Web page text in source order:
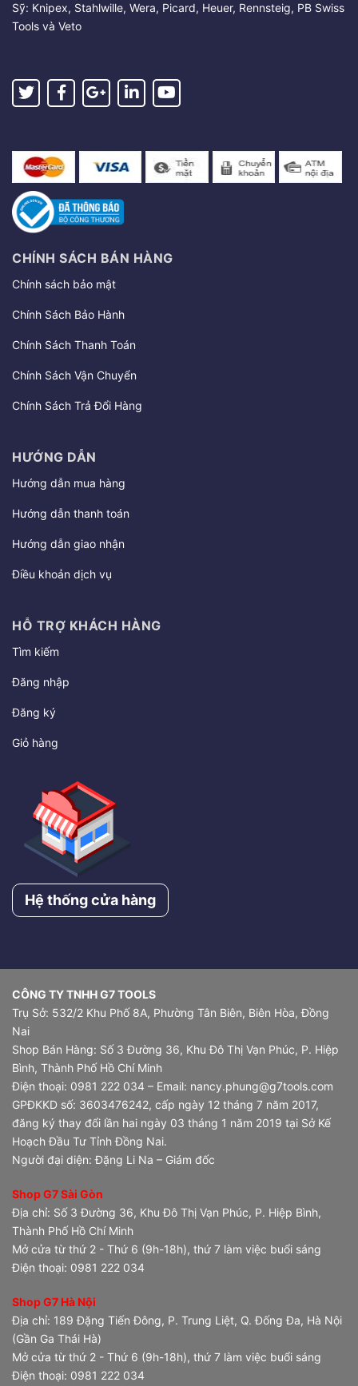
Sỹ: Knipex, Stahlwille, Wera, Picard, Heuer, Rennsteig, PB Swiss
Tools và Veto
CHÍNH SÁCH BÁN HÀNG
Chính sách bảo mật
Chính Sách Bảo Hành
Chính Sách Thanh Toán
Chính Sách Vận Chuyển
Chính Sách Trả Đổi Hàng
HƯỚNG DẪN
Hướng dẫn mua hàng
Hướng dẫn thanh toán
Hướng dẫn giao nhận
Điều khoản dịch vụ
HỖ TRỢ KHÁCH HÀNG
Tìm kiếm
Đăng nhập
Đăng ký
Giỏ hàng
Hệ thống cửa hàng
CÔNG TY TNHH G7 TOOLS
Trụ Sở: 532/2 Khu Phố 8A, Phường Tân Biên, Biên Hòa, Đồng
Nai
Shop Bán Hàng: Số 3 Đường 36, Khu Đô Thị Vạn Phúc, P. Hiệp
Bình, Thành Phố Hồ Chí Minh
Điện thoại: 0981 222 034 – Email: nancy.phung@g7tools.com
GPĐKKD số: 3603476242, cấp ngày 12 tháng 7 năm 2017,
đăng ký thay đổi lần hai ngày 03 tháng 1 năm 2019 tại Sở Kế
Hoạch Đầu Tư Tỉnh Đồng Nai.
Người đại diện: Đặng Li Na – Giám đốc
Shop G7 Sài Gòn
Địa chỉ: Số 3 Đường 36, Khu Đô Thị Vạn Phúc, P. Hiệp Bình,
Thành Phố Hồ Chí Minh
Mở cửa từ thứ 2 - Thứ 6 (9h-18h), thứ 7 làm việc buổi sáng
Điện thoại: 0981 222 034
Shop G7 Hà Nội
Địa chỉ: 189 Đặng Tiến Đông, P. Trung Liệt, Q. Đống Đa, Hà Nội
(Gần Ga Thái Hà)
Mở cửa từ thứ 2 - Thứ 6 (9h-18h), thứ 7 làm việc buổi sáng
Điện thoại: 0981 222 034